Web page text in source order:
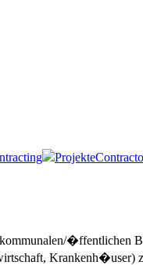
Projekte
kommunalen/�ffentlichen
Krankenh�user)